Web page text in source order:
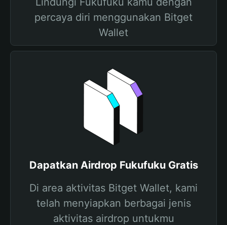
percaya diri menggunakan Bitget
Wallet
Dapatkan Airdrop Fukufuku Gratis
Di area aktivitas Bitget Wallet, kami
telah menyiapkan berbagai jenis
aktivitas airdrop untukmu